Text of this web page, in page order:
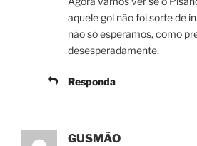
aquele gol não foi sorte de
não só esperamos, como
desesperadamente.
Responda
GUSMÃO